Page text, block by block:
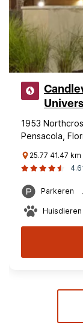
1953
Pensacola,
25.77 41.47
Parkeren